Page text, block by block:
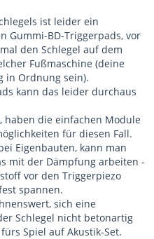
ist leider ein
Gummi-BD-Triggerpads, vor
den Schlegel auf dem
Fußmaschine (deine
in Ordnung sein).
kann das leider durchaus
haben die einfachen Module
für diesen Fall.
Eigenbauten, kann man
mit der Dämpfung arbeiten -
vor den Triggerpiezo
spannen.
sich eine
Schlegel nicht betonartig
Spiel auf Akustik-Set.